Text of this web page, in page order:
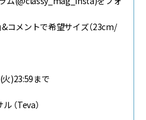
コメントで希望サイズ（23cm/
)23:59まで
（Teva）